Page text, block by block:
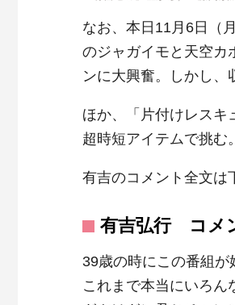
なお、本日11月6日（
のジャガイモと天空カ
ンに大興奮。しかし、
ほか、「片付けレスキ
超時短アイテムで挑む
有吉のコメント全文は
有吉弘行 コメ
39歳の時にこの番組が
これまで本当にいろん